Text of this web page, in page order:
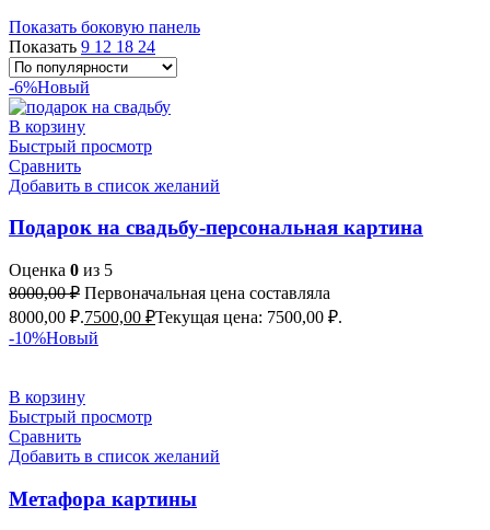
Показать боковую панель
Показать 9 12 18 24
-6%Новый
В корзину
Быстрый просмотр
Сравнить
Добавить в список желаний
Подарок на свадьбу-персональная картина
Оценка 0 из 5
8000,00₽ Первоначальная цена составляла
8000,00 ₽.7500,00 ₽Текущая цена: 7500,00 ₽.
-10%Новый
В корзину
Быстрый просмотр
Сравнить
Добавить в список желаний
Метафора картины